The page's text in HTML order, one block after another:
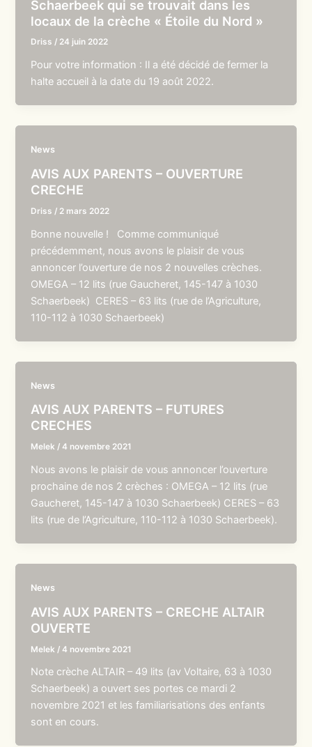
Schaerbeek qui se trouvait dans les
locaux de la crèche « Étoile du Nord »
Driss / 24 juin 2022
Pour votre information : Il a été décidé de fermer la
halte accueil à la date du 19 août 2022.
News
AVIS AUX PARENTS – OUVERTURE
CRECHE
Driss / 2 mars 2022
Bonne nouvelle ! Comme communiqué
précédemment, nous avons le plaisir de vous
annoncer l’ouverture de nos 2 nouvelles crèches.
OMEGA – 12 lits (rue Gaucheret, 145-147 à 1030
Schaerbeek) CERES – 63 lits (rue de l’Agriculture,
110-112 à 1030 Schaerbeek)
News
AVIS AUX PARENTS – FUTURES
CRECHES
Melek /4 novembre 2021
Nous avons le plaisir de vous annoncer l’ouverture
prochaine de nos 2 crèches : OMEGA – 12 lits (rue
Gaucheret, 145-147 à 1030 Schaerbeek) CERES – 63
lits (rue de l’Agriculture, 110-112 à 1030 Schaerbeek).
News
AVIS AUX PARENTS – CRECHE ALTAIR
OUVERTE
Melek /4 novembre 2021
Note crèche ALTAIR – 49 lits (av Voltaire, 63 à 1030
Schaerbeek) a ouvert ses portes ce mardi 2
novembre 2021 et les familiarisations des enfants
sont en cours.